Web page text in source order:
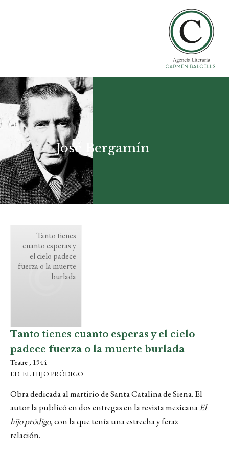
José Bergamín
Tanto tienes
cuanto esperas y
el cielo padece
fuerza o la muerte
burlada
Tanto tienes cuanto esperas y el cielo
padece fuerza o la muerte burlada
Teatre , 1944
ED. EL HIJO PRÓDIGO
Obra dedicada al martirio de Santa Catalina de Siena. El
autor la publicó en dos entregas en la revista mexicanaEl
hijo pródigo, con la que tenía una estrecha y feraz
relación.